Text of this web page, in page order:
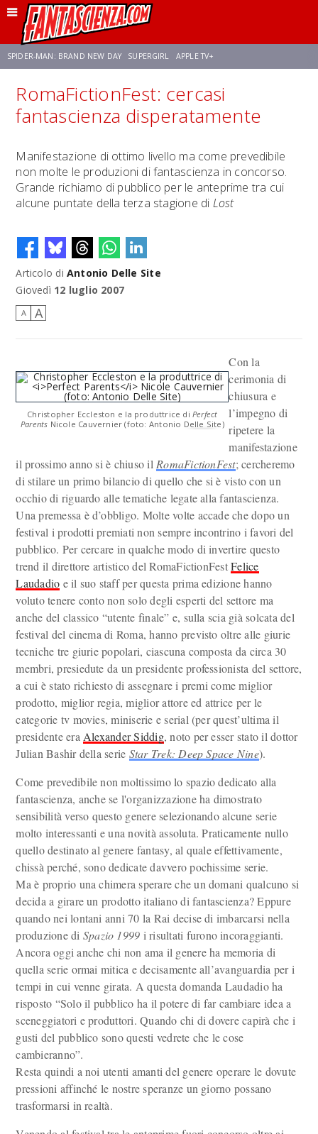
SPIDER-MAN: BRAND NEW DAY SUPERGIRL APPLE TV+
FRANCO RICCIARDIELLO ZENDAYA STAR TREK AVENGERS: DOOMSDAY
RomaFictionFest: cercasi
fantascienza disperatamente
Manifestazione di ottimo livello ma come prevedibile
non molte le produzioni di fantascienza in concorso.
Grande richiamo di pubblico per le anteprime tra cui
alcune puntate della terza stagione di Lost
Articolo di Antonio Delle Site
Giovedì 12 luglio 2007
A A
Christopher Eccleston e la produttrice diPerfect
Parents Nicole Cauvernier (foto: Antonio Delle Site)
Con la
cerimonia di
chiusura e
l’impegno di
ripetere la
manifestazione
il prossimo anno si è chiuso il RomaFictionFest; cercheremo
di stilare un primo bilancio di quello che si è visto con un
occhio di riguardo alle tematiche legate alla fantascienza.
Una premessa è d’obbligo. Molte volte accade che dopo un
festival i prodotti premiati non sempre incontrino i favori del
pubblico. Per cercare in qualche modo di invertire questo
trend il direttore artistico del RomaFictionFestFelice
Laudadio e il suo staff per questa prima edizione hanno
voluto tenere conto non solo degli esperti del settore ma
anche del classico “utente finale” e, sulla scia già solcata del
festival del cinema di Roma, hanno previsto oltre alle giurie
tecniche tre giurie popolari, ciascuna composta da circa 30
membri, presiedute da un presidente professionista del settore,
a cui è stato richiesto di assegnare i premi come miglior
prodotto, miglior regia, miglior attore ed attrice per le
categorie tv movies, miniserie e serial (per quest’ultima il
presidente era Alexander Siddig, noto per esser stato il dottor
Julian Bashir della serie Star Trek: Deep Space Nine).
Come prevedibile non moltissimo lo spazio dedicato alla
fantascienza, anche se l'organizzazione ha dimostrato
sensibilità verso questo genere selezionando alcune serie
molto interessanti e una novità assoluta. Praticamente nullo
quello destinato al genere fantasy, al quale effettivamente,
chissà perché, sono dedicate davvero pochissime serie.
Ma è proprio una chimera sperare che un domani qualcuno si
decida a girare un prodotto italiano di fantascienza? Eppure
quando nei lontani anni 70 la Rai decise di imbarcarsi nella
produzione di Spazio 1999 i risultati furono incoraggianti.
Ancora oggi anche chi non ama il genere ha memoria di
quella serie ormai mitica e decisamente all’avanguardia per i
tempi in cui venne girata. A questa domanda Laudadio ha
risposto “Solo il pubblico ha il potere di far cambiare idea a
sceneggiatori e produttori. Quando chi di dovere capirà che i
gusti del pubblico sono questi vedrete che le cose
cambieranno”.
Resta quindi a noi utenti amanti del genere operare le dovute
pressioni affinché le nostre speranze un giorno possano
trasformarsi in realtà.